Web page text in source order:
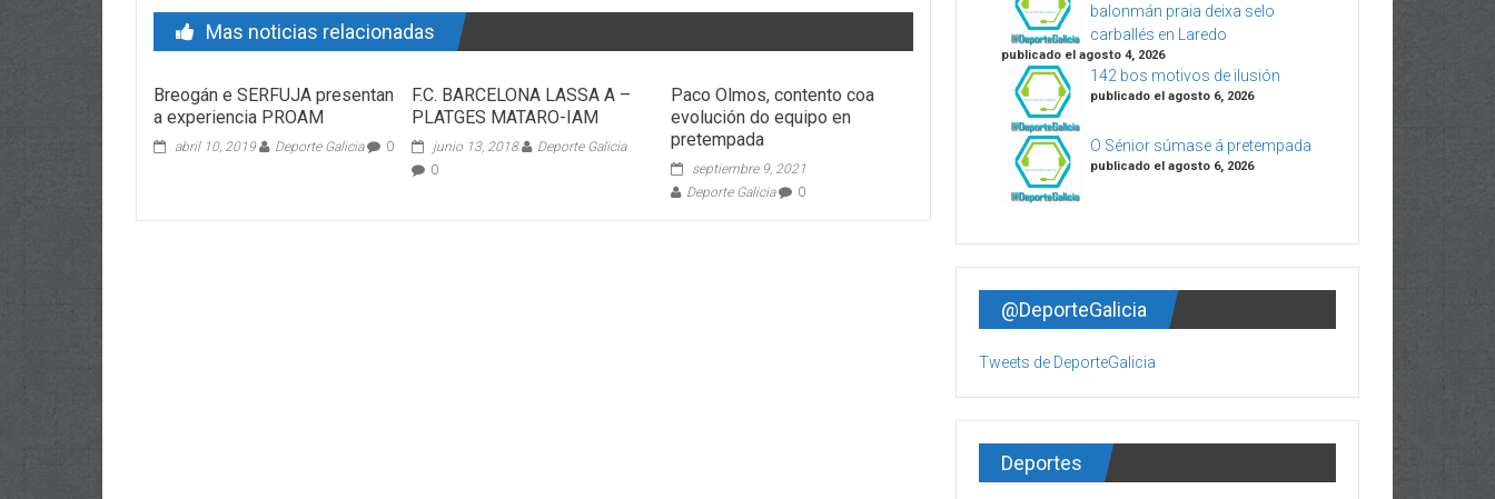
Mas noticias relacionadas
Breogán e SERFUJA presentan
a experiencia PROAM
abril 10, 2019 Deporte Galicia 0
F.C. BARCELONA LASSA A –
PLATGES MATARO-IAM
junio 13, 2018
Deporte Galicia
0
Paco Olmos, contento coa
evolución do equipo en
pretempada
septiembre 9, 2021
Deporte Galicia
0
balonmán praia deixa selo
carballés en Laredo
publicado el agosto 4, 2026
142 bos motivos de ilusión
publicado el agosto 6, 2026
O Sénior súmase á pretempada
publicado el agosto 6, 2026
@DeporteGalicia
Tweets de DeporteGalicia
Deportes